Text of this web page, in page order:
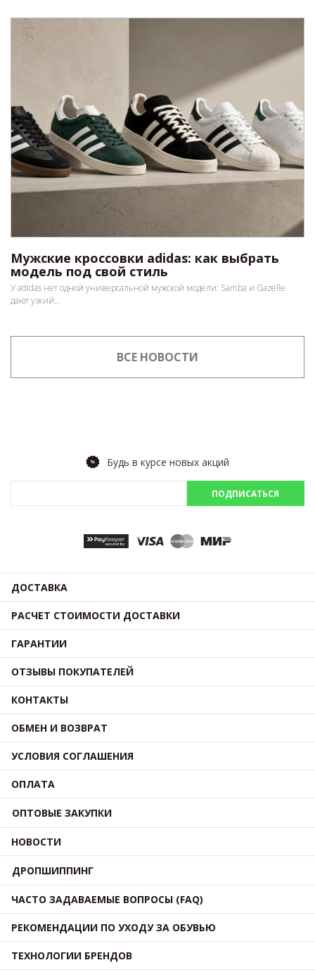
Мужские кроссовки adidas: как выбрать
модель под свой стиль
У adidas нет одной универсальной мужской модели: Samba и Gazelle
дают узкий...
ВСЕ НОВОСТИ
Будь в курсе новых акций
ПОДПИСАТЬСЯ
ДОСТАВКА
РАСЧЕТ СТОИМОСТИ ДОСТАВКИ
ГАРАНТИИ
ОТЗЫВЫ ПОКУПАТЕЛЕЙ
КОНТАКТЫ
ОБМЕН И ВОЗВРАТ
УСЛОВИЯ СОГЛАШЕНИЯ
ОПЛАТА
ОПТОВЫЕ ЗАКУПКИ
НОВОСТИ
ДРОПШИППИНГ
ЧАСТО ЗАДАВАЕМЫЕ ВОПРОСЫ (FAQ)
РЕКОМЕНДАЦИИ ПО УХОДУ ЗА ОБУВЬЮ
ТЕХНОЛОГИИ БРЕНДОВ